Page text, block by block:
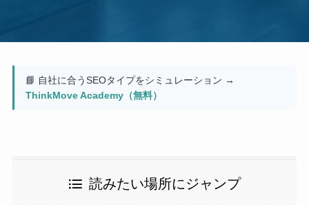
📘 自社に合うSEOタイプをシミュレーション →
ThinkMove Academy（無料）
読みたい場所にジャンプ